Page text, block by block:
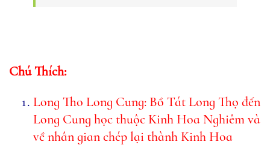
Chú Thích:
Long Tho Long Cung: Bồ Tát Long Thọ đến
Long Cung học thuộc Kinh Hoa Nghiêm và
về nhân gian chép lại thành Kinh Hoa